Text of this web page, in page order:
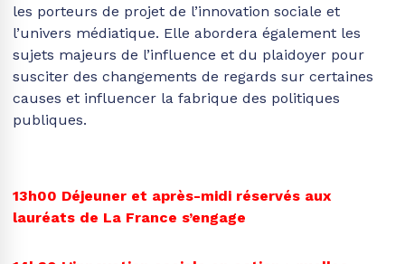
les porteurs de projet de l’innovation sociale et
l’univers médiatique. Elle abordera également les
sujets majeurs de l’influence et du plaidoyer pour
susciter des changements de regards sur certaines
causes et influencer la fabrique des politiques
publiques.
13h00 Déjeuner et après-midi réservés aux
lauréats de La France s’engage